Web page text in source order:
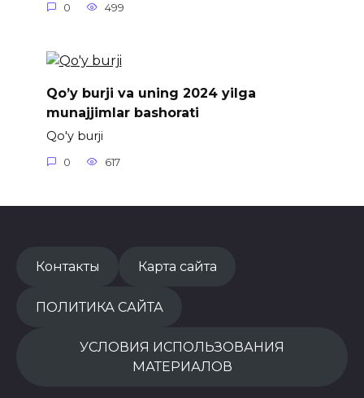
0 499
Qo’y burji va uning 2024 yilga
munajjimlar bashorati
Qo'y burji
0 617
Контакты Карта сайта
ПОЛИТИКА САЙТА
УСЛОВИЯ ИСПОЛЬЗОВАНИЯ
МАТЕРИАЛОВ